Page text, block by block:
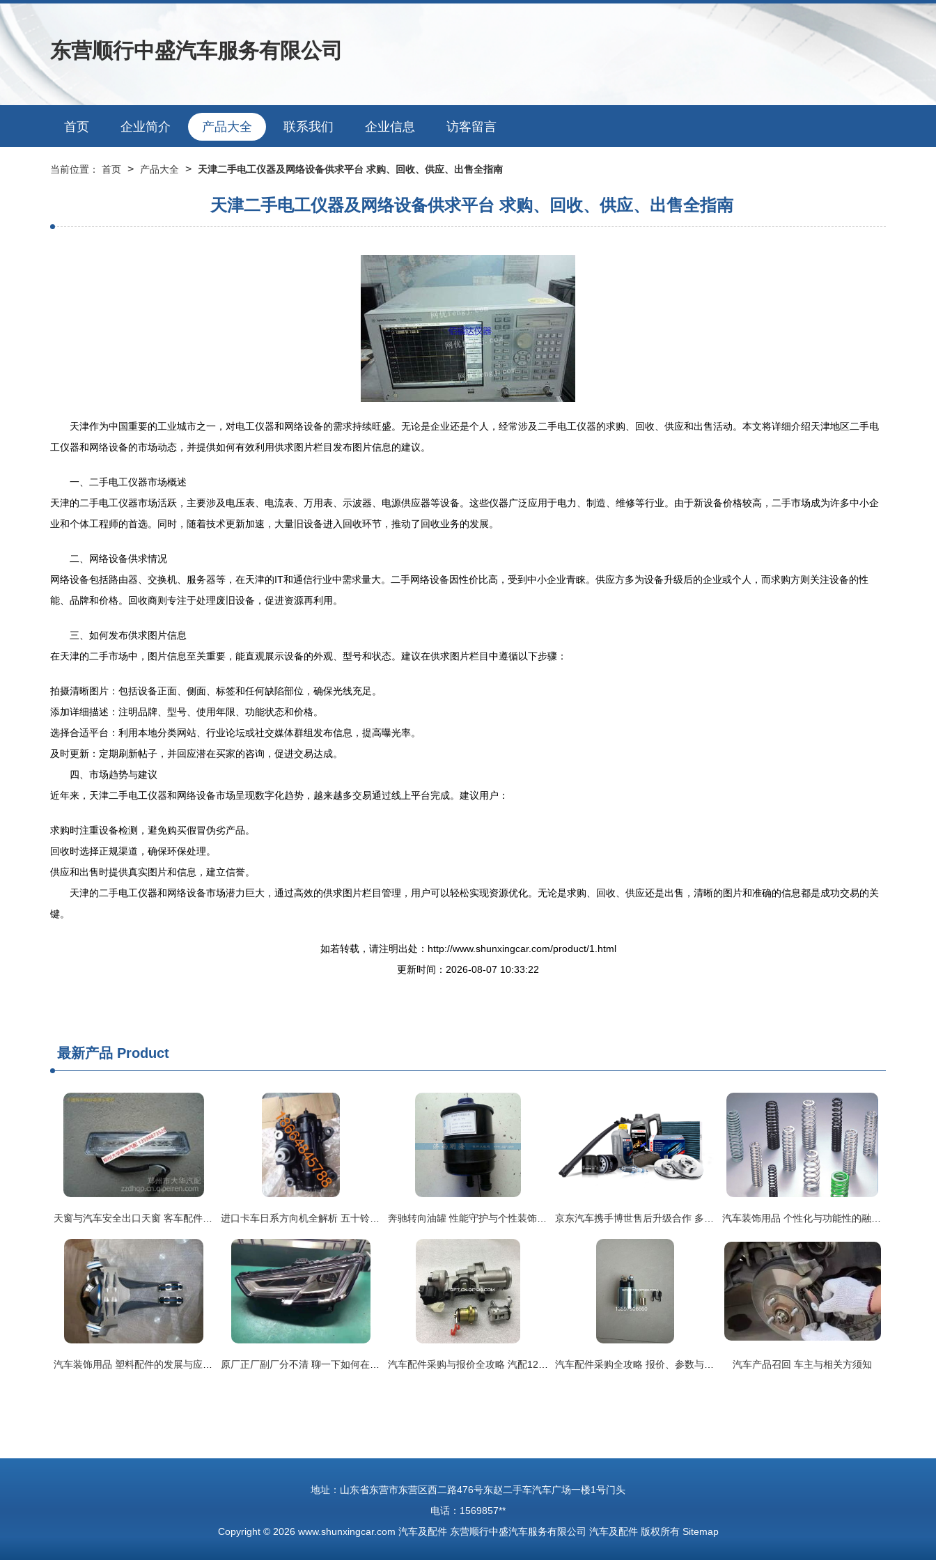
东营顺行中盛汽车服务有限公司
首页 企业简介 产品大全 联系我们 企业信息 访客留言
当前位置： 首页 > 产品大全 > 天津二手电工仪器及网络设备供求平台 求购、回收、供应、出售全指南
天津二手电工仪器及网络设备供求平台 求购、回收、供应、出售全指南
天津作为中国重要的工业城市之一，对电工仪器和网络设备的需求持续旺盛。无论是企业还是个人，经常涉及二手电工仪器的求购、回收、供应和出售活动。本文将详细介绍天津地区二手电
工仪器和网络设备的市场动态，并提供如何有效利用供求图片栏目发布图片信息的建议。
一、二手电工仪器市场概述
天津的二手电工仪器市场活跃，主要涉及电压表、电流表、万用表、示波器、电源供应器等设备。这些仪器广泛应用于电力、制造、维修等行业。由于新设备价格较高，二手市场成为许多中小企
业和个体工程师的首选。同时，随着技术更新加速，大量旧设备进入回收环节，推动了回收业务的发展。
二、网络设备供求情况
网络设备包括路由器、交换机、服务器等，在天津的IT和通信行业中需求量大。二手网络设备因性价比高，受到中小企业青睐。供应方多为设备升级后的企业或个人，而求购方则关注设备的性
能、品牌和价格。回收商则专注于处理废旧设备，促进资源再利用。
三、如何发布供求图片信息
在天津的二手市场中，图片信息至关重要，能直观展示设备的外观、型号和状态。建议在供求图片栏目中遵循以下步骤：
拍摄清晰图片：包括设备正面、侧面、标签和任何缺陷部位，确保光线充足。
添加详细描述：注明品牌、型号、使用年限、功能状态和价格。
选择合适平台：利用本地分类网站、行业论坛或社交媒体群组发布信息，提高曝光率。
及时更新：定期刷新帖子，并回应潜在买家的咨询，促进交易达成。
四、市场趋势与建议
近年来，天津二手电工仪器和网络设备市场呈现数字化趋势，越来越多交易通过线上平台完成。建议用户：
求购时注重设备检测，避免购买假冒伪劣产品。
回收时选择正规渠道，确保环保处理。
供应和出售时提供真实图片和信息，建立信誉。
天津的二手电工仪器和网络设备市场潜力巨大，通过高效的供求图片栏目管理，用户可以轻松实现资源优化。无论是求购、回收、供应还是出售，清晰的图片和准确的信息都是成功交易的关
键。
如若转载，请注明出处：http://www.shunxingcar.com/product/1.html
更新时间：2026-08-07 10:33:22
最新产品 Product
汽车产品召回 车主与相关方须知
地址：山东省东营市东营区西二路476号东赵二手车汽车广场一楼1号门头
电话：1569857**
Copyright © 2026 www.shunxingcar.com 汽车及配件 东营顺行中盛汽车服务有限公司 汽车及配件版权所有 Sitemap